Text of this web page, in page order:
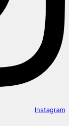
Instagram